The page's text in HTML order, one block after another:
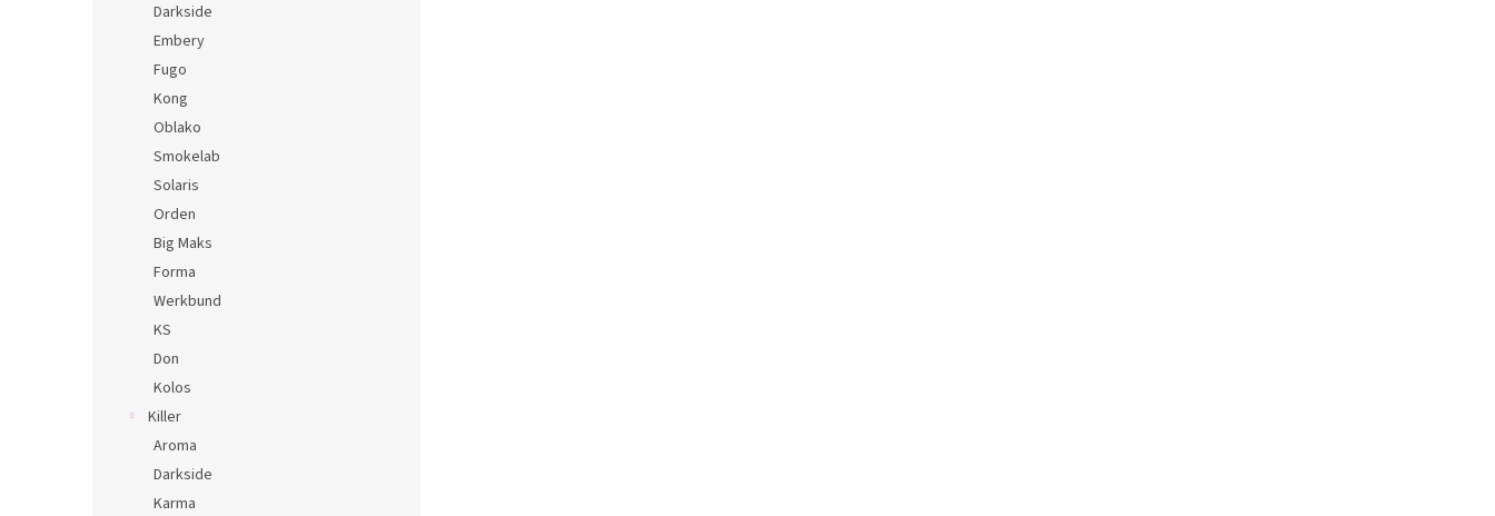
Darkside
Embery
Fugo
Kong
Oblako
Smokelab
Solaris
Orden
Big Maks
Forma
Werkbund
KS
Don
Kolos
Killer
Aroma
Darkside
Karma